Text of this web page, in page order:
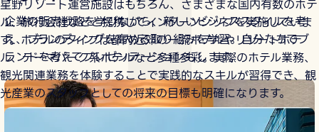
企業の販売戦略を学びながら、新しいビジネススタイルを考
え、ブランディングを高める取り組みを学習。自分たちでブ
ランドを考えてプレゼンテーションもします。
星野リゾート運営施設はもちろん、さまざまな国内有数のホテ
ル、旅行会社などと提携してインターンシップを実施していま
す。ホテルのタイプは都内近郊の一流ホテルやリゾートホテ
ル、テーマパーク系ホテルなど多種多彩。実際のホテル業務、
観光関連業務を体験することで実践的なスキルが習得でき、観
光産業のスタッフとしての将来の目標も明確になります。